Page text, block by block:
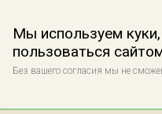
Мы используем
пользоваться
Без вашего согласия мы не